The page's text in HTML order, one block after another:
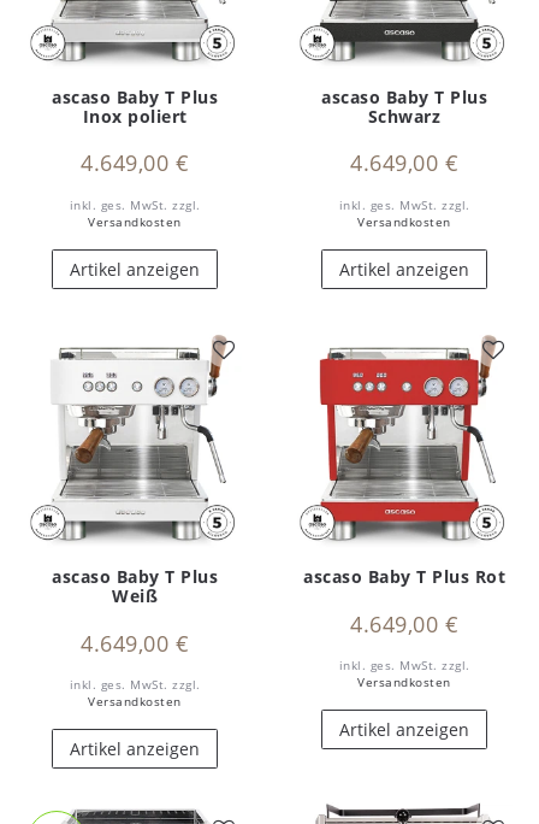
ascaso Baby T Plus
Inox poliert
4.649,00 €
inkl. ges. MwSt. zzgl.
Versandkosten
Artikel anzeigen
ascaso Baby T Plus
Schwarz
4.649,00 €
inkl. ges. MwSt. zzgl.
Versandkosten
Artikel anzeigen
ascaso Baby T Plus
Weiß
4.649,00 €
inkl. ges. MwSt. zzgl.
Versandkosten
Artikel anzeigen
ascaso Baby T Plus Rot
4.649,00 €
inkl. ges. MwSt. zzgl.
Versandkosten
Artikel anzeigen